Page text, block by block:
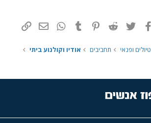
פייסבוק Twitter
Reddit
Pinterest
Tumblr
WhatsAppדואר אלקטרוני
טיולים ופנאי תחביבים אודיו וקולנוע ביתי